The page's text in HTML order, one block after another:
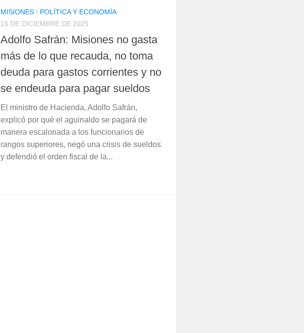
MISIONES / POLÍTICA Y ECONOMÍA
16 DE DICIEMBRE DE 2025
Adolfo Safrán: Misiones no gasta
más de lo que recauda, no toma
deuda para gastos corrientes y no
se endeuda para pagar sueldos
El ministro de Hacienda, Adolfo Safrán,
explicó por qué el aguinaldo se pagará de
manera escalonada a los funcionarios de
rangos superiores, negó una crisis de sueldos
y defendió el orden fiscal de la...